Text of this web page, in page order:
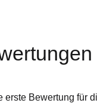
erste Bewertung für